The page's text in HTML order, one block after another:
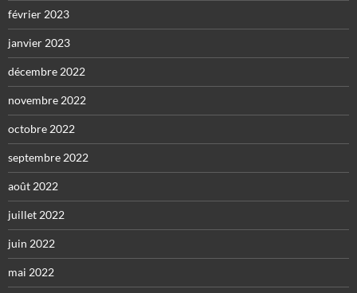
février 2023
janvier 2023
décembre 2022
novembre 2022
octobre 2022
septembre 2022
août 2022
juillet 2022
juin 2022
mai 2022